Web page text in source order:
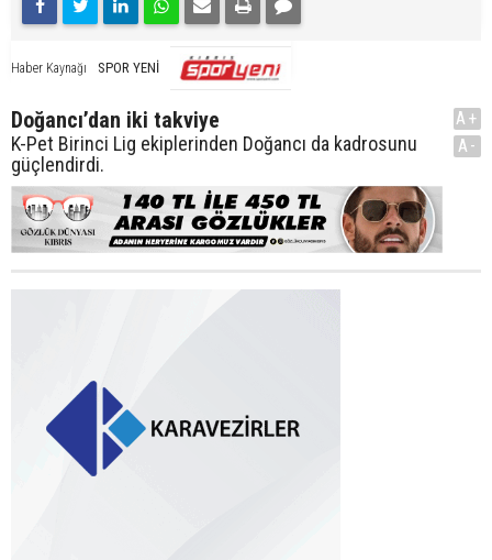
Haber Kaynağı SPOR YENİ
Doğancı’dan iki takviye
K-Pet Birinci Lig ekiplerinden Doğancı da kadrosunu
güçlendirdi.
A+
A-